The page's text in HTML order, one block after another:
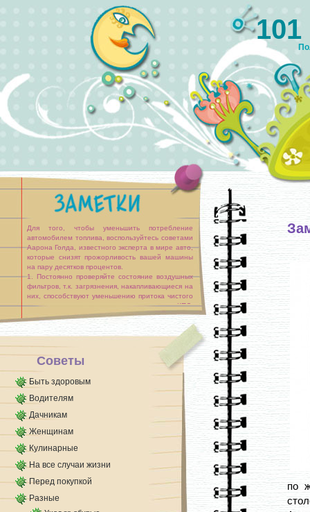
Для того, чтобы уменьшить потребление
автомобилем топлива, воспользуйтесь советами
Аарона Голда, известного эксперта в мире авто,
которые снизят прожорливость вашей машины
на пару десятков процентов.
1. Постоянно проверяйте состояние воздушных
фильтров, т.к. загрязнения, накапливающиеся на
них, способствуют уменьшению притока чистого
воздуха к двигателю, а это влияет на его КПД.
Масла лучше применять не натуральные, а с [...]
Советы
Быть здоровым
Водителям
Дачникам
Женщинам
Кулинарные
На все случаи жизни
Перед покупкой
Разные
по